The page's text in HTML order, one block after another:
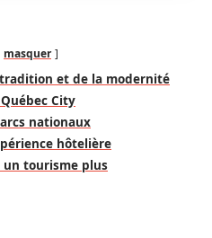
masquer
et de la modernité
City
nationaux
hôtelière
un tourisme plus